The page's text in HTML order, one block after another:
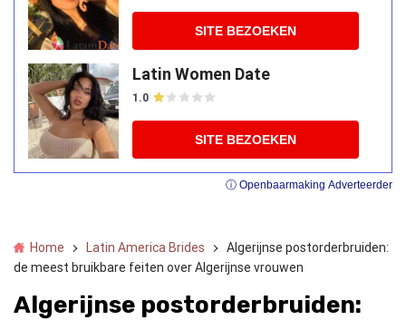
Home Latin America Brides
Algerijnse postorderbruiden:
de meest bruikbare feiten over Algerijnse vrouwen
Algerijnse postorderbruiden:
SITE BEZOEKEN
Latin Women Date
1.0
SITE BEZOEKEN
ⓘ Openbaarmaking Adverteerder